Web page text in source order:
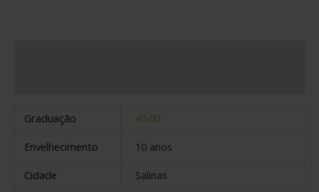
Graduação
45.00
Envelhecimento
10 anos
Cidade
Salinas